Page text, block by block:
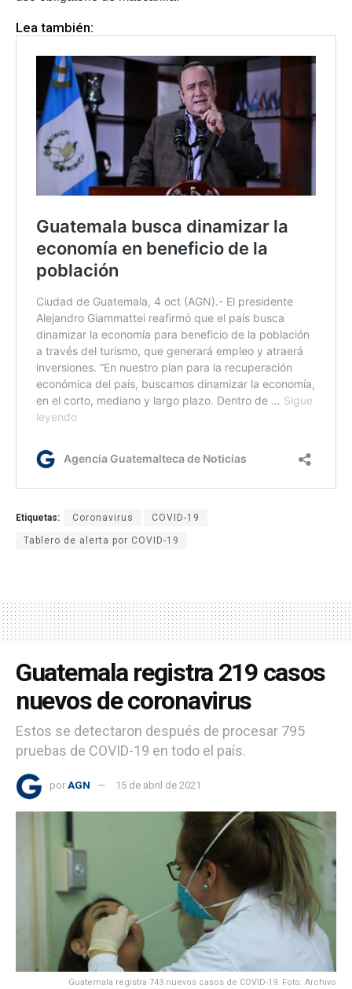
Lea también:
Etiquetas: Coronavirus COVID-19
Tablero de alerta por COVID-19
Guatemala registra 219 casos
nuevos de coronavirus
Estos se detectaron después de procesar 795
pruebas de COVID-19 en todo el país.
por AGN 15 de abril de 2021
Guatemala registra 743 nuevos casos de COVID-19. Foto: Archivo